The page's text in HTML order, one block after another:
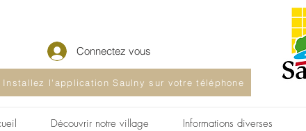
Connectez vous
Installez l'application Saulny sur votre téléphone
Découvrir notre village Informations diverses